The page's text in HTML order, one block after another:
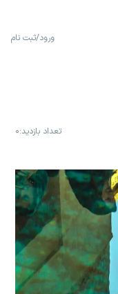
ورود/ثبت نام
تعداد بازدید:۰